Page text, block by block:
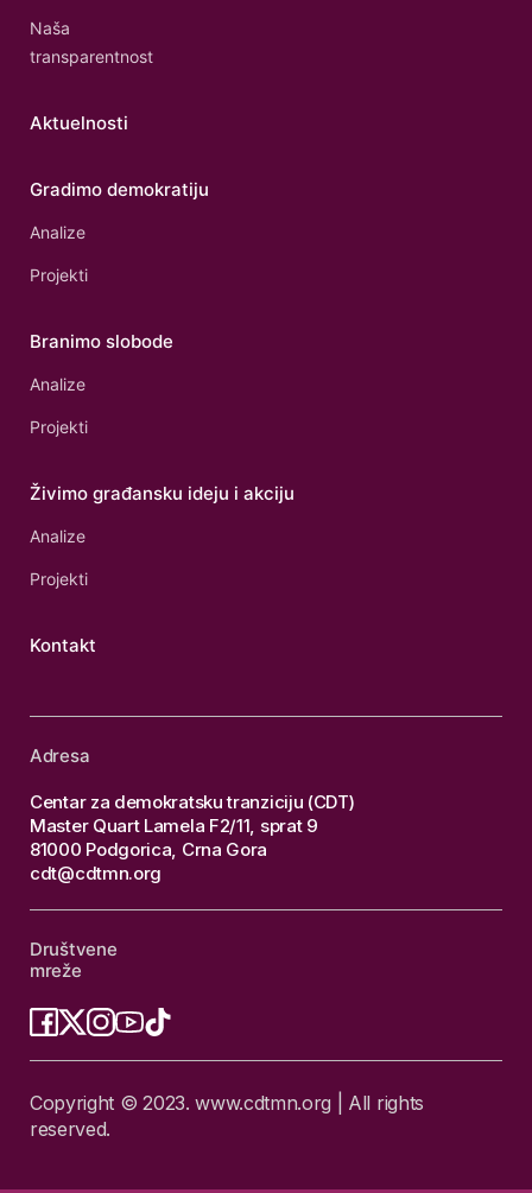
Naša
transparentnost
Aktuelnosti
Gradimo demokratiju
Analize
Projekti
Branimo slobode
Analize
Projekti
Živimo građansku ideju i akciju
Analize
Projekti
Kontakt
Adresa
Centar za demokratsku tranziciju (CDT)
Master Quart Lamela F2/11, sprat 9
81000 Podgorica, Crna Gora
cdt@cdtmn.org
Društvene
mreže
Copyright © 2023. www.cdtmn.org | All rights
reserved.